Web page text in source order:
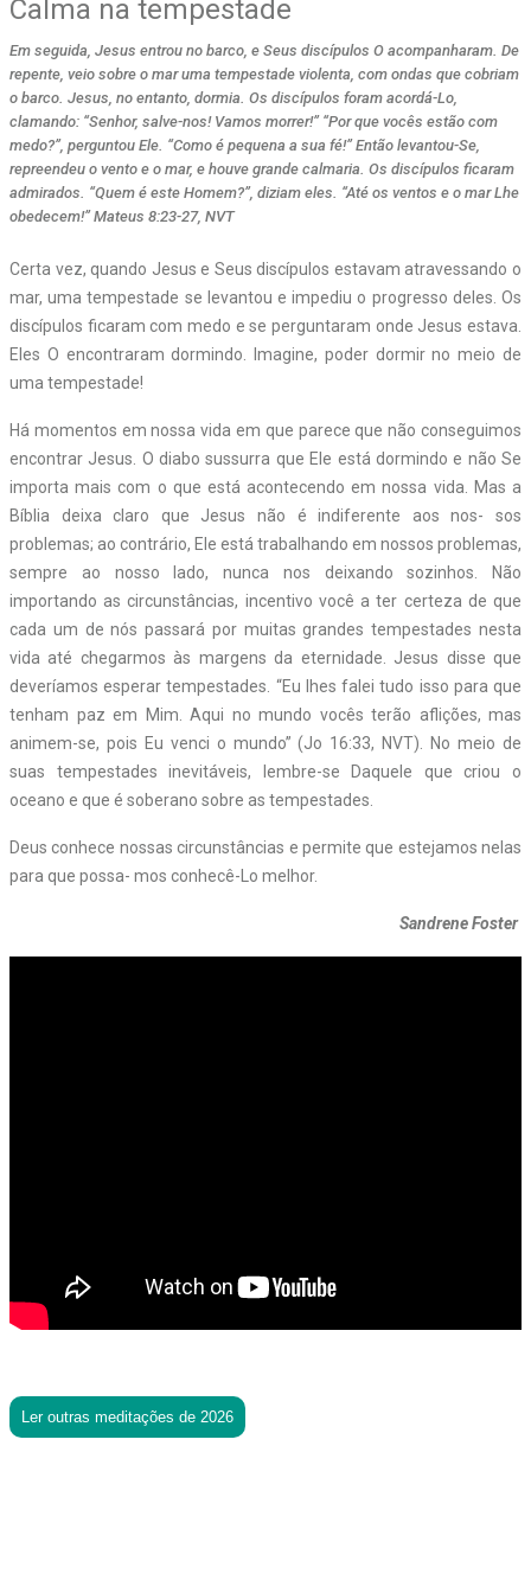
Calma na tempestade
Em seguida, Jesus entrou no barco, e Seus discípulos O acompanharam. De
repente, veio sobre o mar uma tempestade violenta, com ondas que cobriam
o barco. Jesus, no entanto, dormia. Os discípulos foram acordá-Lo,
clamando: “Senhor, salve-nos! Vamos morrer!” “Por que vocês estão com
medo?”, perguntou Ele. “Como é pequena a sua fé!” Então levantou-Se,
repreendeu o vento e o mar, e houve grande calmaria. Os discípulos ficaram
admirados. “Quem é este Homem?”, diziam eles. “Até os ventos e o mar Lhe
obedecem!” Mateus 8:23-27, NVT
Certa vez, quando Jesus e Seus discípulos estavam atravessando o
mar, uma tempestade se levantou e impediu o progresso deles. Os
discípulos ficaram com medo e se perguntaram onde Jesus estava.
Eles O encontraram dormindo. Imagine, poder dormir no meio de
uma tempestade!
Há momentos em nossa vida em que parece que não conseguimos
encontrar Jesus. O diabo sussurra que Ele está dormindo e não Se
importa mais com o que está acontecendo em nossa vida. Mas a
Bíblia deixa claro que Jesus não é indiferente aos nos- sos
problemas; ao contrário, Ele está trabalhando em nossos problemas,
sempre ao nosso lado, nunca nos deixando sozinhos. Não
importando as circunstâncias, incentivo você a ter certeza de que
cada um de nós passará por muitas grandes tempestades nesta
vida até chegarmos às margens da eternidade. Jesus disse que
deveríamos esperar tempestades. “Eu lhes falei tudo isso para que
tenham paz em Mim. Aqui no mundo vocês terão aflições, mas
animem-se, pois Eu venci o mundo” (Jo 16:33, NVT). No meio de
suas tempestades inevitáveis, lembre-se Daquele que criou o
oceano e que é soberano sobre as tempestades.
Deus conhece nossas circunstâncias e permite que estejamos nelas
para que possa- mos conhecê-Lo melhor.
Sandrene Foster
Ler outras meditações de 2026